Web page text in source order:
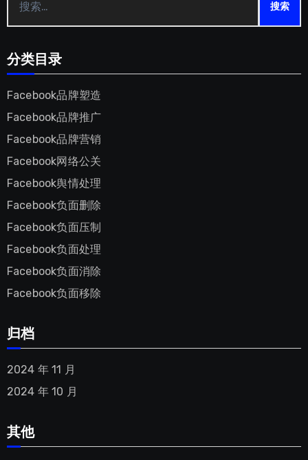
索：
分类目录
Facebook品牌塑造
Facebook品牌推广
Facebook品牌营销
Facebook网络公关
Facebook舆情处理
Facebook负面删除
Facebook负面压制
Facebook负面处理
Facebook负面消除
Facebook负面移除
归档
2024 年 11 月
2024 年 10 月
其他